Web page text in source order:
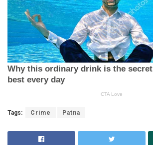
Tags: Crime Patna